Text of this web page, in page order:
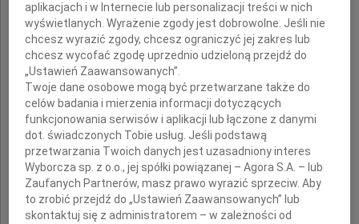
Prezydent Miasta Rzeszowa
Tadeusz Ferenc
Przewodniczący
Rady Miasta Rzeszowa
Konrad Fijołek
aplikacjach i w Internecie lub personalizacji treści w nich
wyświetlanych. Wyrażenie zgody jest dobrowolne. Jeśli nie
chcesz wyrazić zgody, chcesz ograniczyć jej zakres lub
chcesz wycofać zgodę uprzednio udzieloną przejdź do
„Ustawień Zaawansowanych”.
Twoje dane osobowe mogą być przetwarzane także do
celów badania i mierzenia informacji dotyczących
funkcjonowania serwisów i aplikacji lub łączone z danymi
dot. świadczonych Tobie usług. Jeśli podstawą
przetwarzania Twoich danych jest uzasadniony interes
Wyborcza sp. z o.o., jej spółki powiązanej – Agora S.A. – lub
Zaufanych Partnerów, masz prawo wyrazić sprzeciw. Aby
to zrobić przejdź do „Ustawień Zaawansowanych” lub
skontaktuj się z administratorem – w zależności od